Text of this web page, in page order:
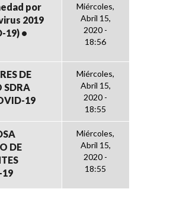
por
2019
19) •
Miércoles,
Abril 15,
2020 -
18:56
DE
SDRA
19
Miércoles,
Abril 15,
2020 -
18:55
DE
Miércoles,
Abril 15,
2020 -
18:55